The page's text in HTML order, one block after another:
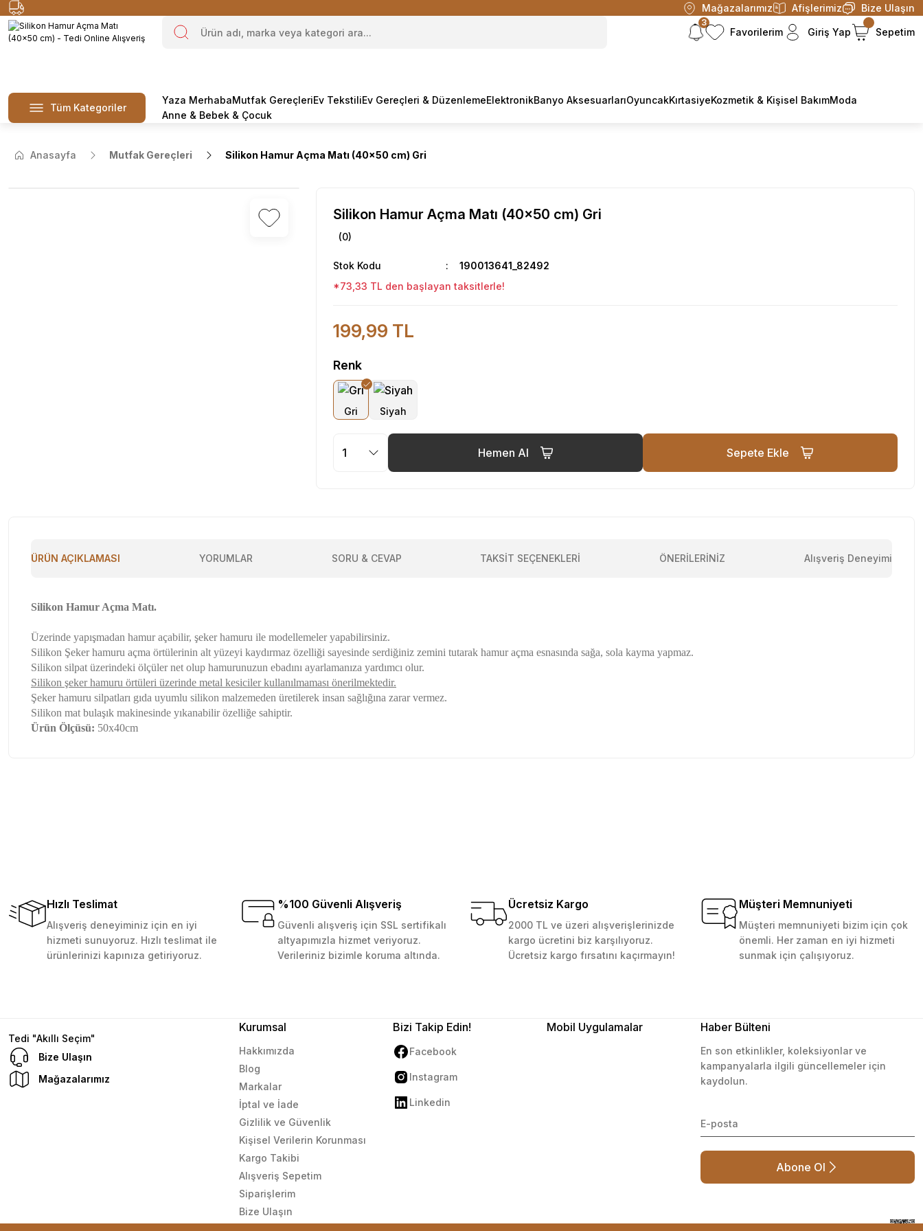
Mağazalarımız Afişlerimiz Bize Ulaşın
3
Favorilerim Giriş Yap Sepetim
Tüm Kategoriler
Yaza MerhabaMutfak GereçleriEv TekstiliEv Gereçleri & DüzenlemeElektronikBanyo AksesuarlarıOyuncakKırtasiyeKozmetik & Kişisel BakımModa
Anne & Bebek & Çocuk
Anasayfa Mutfak Gereçleri Silikon Hamur Açma Matı (40x50 cm) Gri
Silikon Hamur Açma Matı (40x50 cm) Gri
(0)
Stok Kodu
190013641_82492
*73,33 TL den başlayan taksitlerle!
199,99 TL
Renk
Hemen Al Sepete Ekle
ÜRÜN AÇIKLAMASI YORUMLAR SORU & CEVAP TAKSİT SEÇENEKLERİ ÖNERİLERİNİZ Alışveriş Deneyimi
Silikon Hamur Açma Matı.
Üzerinde yapışmadan hamur açabilir, şeker hamuru ile modellemeler yapabilirsiniz.
Silikon Şeker hamuru açma örtülerinin alt yüzeyi kaydırmaz özelliği sayesinde serdiğiniz zemini tutarak hamur açma esnasında sağa, sola kayma yapmaz.
Silikon silpat üzerindeki ölçüler net olup hamurunuzun ebadını ayarlamanıza yardımcı olur.
Silikon şeker hamuru örtüleri üzerinde metal kesiciler kullanılmaması önerilmektedir.
Şeker hamuru silpatları gıda uyumlu silikon malzemeden üretilerek insan sağlığına zarar vermez.
Silikon mat bulaşık makinesinde yıkanabilir özelliğe sahiptir.
Ürün Ölçüsü: 50x40cm
Bu ürüne benzer farklı alternatifler olmalı.
Çok memnun kaldım . Ürünler sağlam ve hızlı elime ulaştı. Güvenilir mağaza yine alış
veriş yapmayı düşünüyorum. Müşteri ile ilgilenilmesi mükemmeldi. Teşekkürler
D... N... | 08/08/2024
subelerde bulamadigini burda bulabiliyosun bazen
L... M... | 11/10/2023
Hızlı Teslimat
Alışveriş deneyiminiz için en iyi
hizmeti sunuyoruz. Hızlı teslimat ile
ürünlerinizi kapınıza getiriyoruz.
%100 Güvenli Alışveriş
Güvenli alışveriş için SSL sertifikalı
altyapımızla hizmet veriyoruz.
Verileriniz bizimle koruma altında.
Ücretsiz Kargo
2000 TL ve üzeri alışverişlerinizde
kargo ücretini biz karşılıyoruz.
Ücretsiz kargo fırsatını kaçırmayın!
Müşteri Memnuniyeti
Müşteri memnuniyeti bizim için çok
önemli. Her zaman en iyi hizmeti
sunmak için çalışıyoruz.
Tedi "Akıllı Seçim"
Bize Ulaşın
Mağazalarımız
Kurumsal
Hakkımızda
Blog
Markalar
İptal ve İade
Gizlilik ve Güvenlik
Kişisel Verilerin Korunması
Kargo Takibi
Alışveriş Sepetim
Siparişlerim
Bize Ulaşın
Bizi Takip Edin!
Facebook
Instagram
Linkedin
Mobil Uygulamalar Haber Bülteni
En son etkinlikler, koleksiyonlar ve
kampanyalarla ilgili güncellemeler için
kaydolun.
Abone Ol